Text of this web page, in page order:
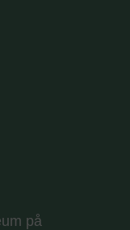
på